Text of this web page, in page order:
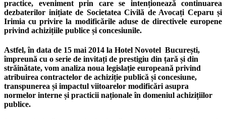
practice, eveniment prin care se intenționează continuarea
dezbaterilor inițiate de Societatea Civilă de Avocați Ceparu și
Irimia cu privire la modificările aduse de directivele europene
privind achizițiile publice și concesiunile.
Astfel, în data de 15 mai 2014 la Hotel Novotel București,
împreună cu o serie de invitați de prestigiu din țară și din
străinătate, vom analiza noua legislație europeană privind
atribuirea contractelor de achiziție publică și concesiune,
transpunerea și impactul viitoarelor modificări asupra
normelor interne și practicii naționale în domeniul achizițiilor
publice.